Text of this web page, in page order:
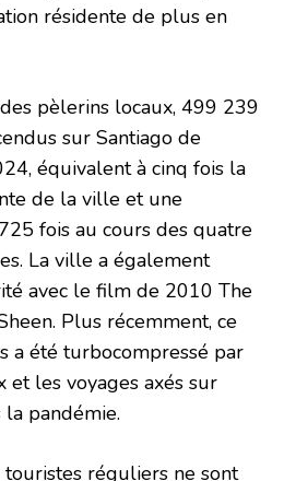
résidente de plus en
pèlerins locaux, 499 239
sur Santiago de
équivalent à cinq fois la
de la ville et une
fois au cours des quatre
La ville a également
avec le film de 2010 The
Plus récemment, ce
a été turbocompressé par
et les voyages axés sur
la pandémie.
touristes réguliers ne sont